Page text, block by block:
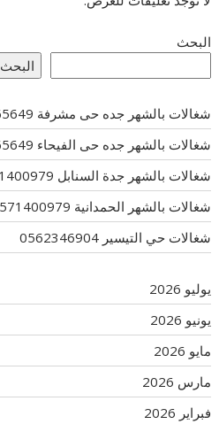
البحث
البحث
شغالات بالشهر جده حى مشرفة 0577265649
شغالات بالشهر جده حى الفيحاء 0577265649
شغالات بالشهر جدة السنابل 0571400979
شغالات بالشهر الحمدانية 0571400979
شغالات حي التيسير 0562346904
يوليو 2026
يونيو 2026
مايو 2026
مارس 2026
فبراير 2026